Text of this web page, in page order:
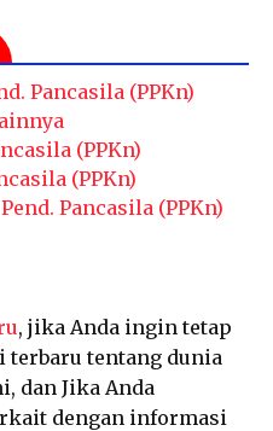
Pancasila (PPKn)
(PPKn)
(PPKn)
Pend. Pancasila (PPKn)
, jika Anda ingin tetap
tentang dunia
dan Jika Anda
dengan informasi